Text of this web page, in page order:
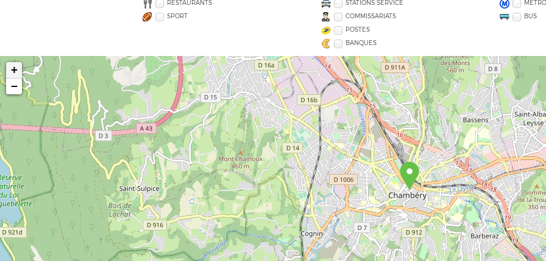
RESTAURANTS
SPORT
STATIONS SERVICE
COMMISSARIATS
POSTES
BANQUES
MÉTRO
BUS
+
−